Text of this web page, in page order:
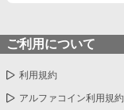
ご利用について
利用規約
アルファコイン利用規約